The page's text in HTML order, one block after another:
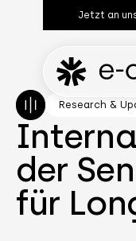
Jetzt an
Research &
der
für